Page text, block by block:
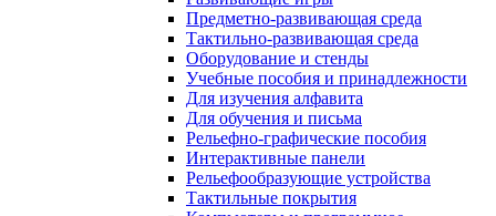
Предметно-развивающая среда
Тактильно-развивающая среда
Оборудование и стенды
Учебные пособия и принадлежности
Для изучения алфавита
Для обучения и письма
Рельефно-графические пособия
Интерактивные панели
Рельефообразующие устройства
Тактильные покрытия